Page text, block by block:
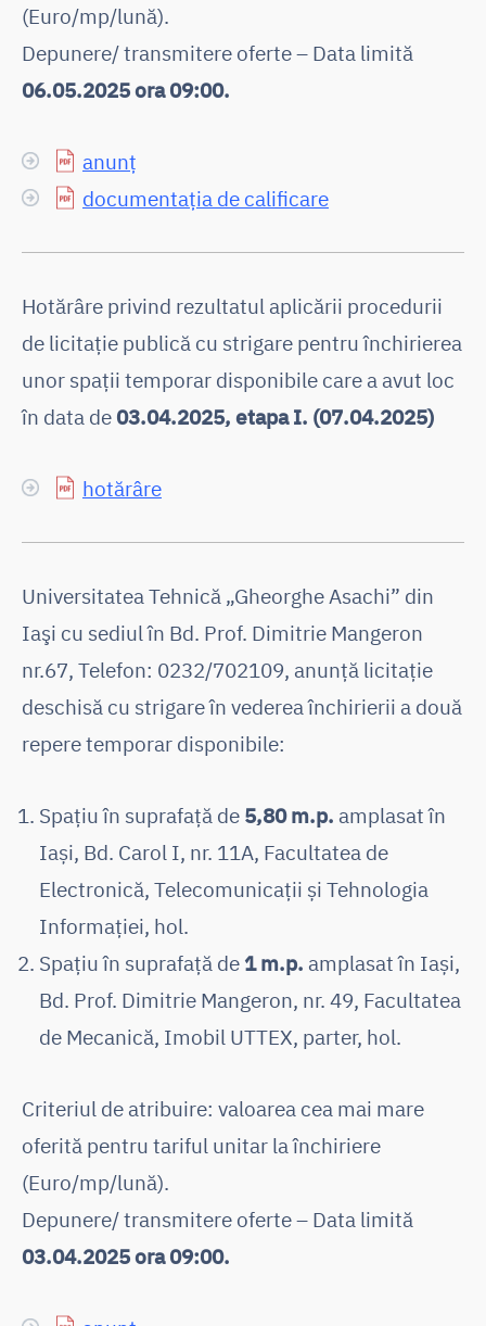
(Euro/mp/lună).
Depunere/ transmitere oferte – Data limită
06.05.2025 ora 09:00.
anunț
documentația de calificare
Hotărâre privind rezultatul aplicării procedurii
de licitaţie publică cu strigare pentru închirierea
unor spaţii temporar disponibile care a avut loc
în data de 03.04.2025, etapa I. (07.04.2025)
hotărâre
Universitatea Tehnică „Gheorghe Asachi” din
Iaşi cu sediul în Bd. Prof. Dimitrie Mangeron
nr.67, Telefon: 0232/702109, anunţă licitaţie
deschisă cu strigare în vederea închirierii a două
repere temporar disponibile:
Spațiu în suprafață de 5,80 m.p. amplasat în
Iași, Bd. Carol I, nr. 11A, Facultatea de
Electronică, Telecomunicații și Tehnologia
Informației, hol.
Spațiu în suprafață de 1 m.p. amplasat în Iași,
Bd. Prof. Dimitrie Mangeron, nr. 49, Facultatea
de Mecanică, Imobil UTTEX, parter, hol.
Criteriul de atribuire: valoarea cea mai mare
oferită pentru tariful unitar la închiriere
(Euro/mp/lună).
Depunere/ transmitere oferte – Data limită
03.04.2025 ora 09:00.